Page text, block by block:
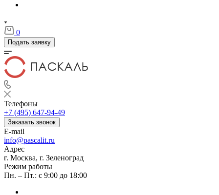
0
Подать заявку
Телефоны
+7 (495) 647-94-49
Заказать звонок
E-mail
info@pascalit.ru
Адрес
г. Москва, г. Зеленоград
Режим работы
Пн. – Пт.: с 9:00 до 18:00